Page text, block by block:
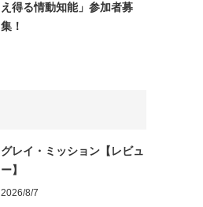
え得る情動知能」参加者募
集！
グレイ・ミッション【レビュ
ー】
2026/8/7